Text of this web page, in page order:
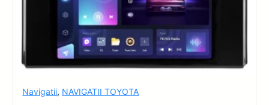
Navigatii, NAVIGATII TOYOTA